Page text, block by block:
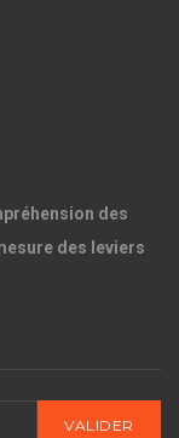
des
des leviers